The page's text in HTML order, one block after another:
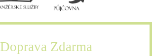
Doprava Zdarma